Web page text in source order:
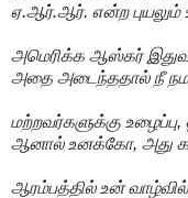
ஏ.ஆர்.ஆர். என்ற புயலும்
அமெரிக்க ஆஸ்கர்
அதை அடைந்ததால் நீ
மற்றவர்களுக்கு உழைப்பு,
ஆனால் உனக்கோ, அது
ஆரம்பத்தில் உன்